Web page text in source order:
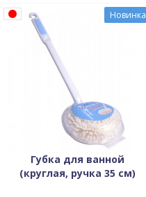
Новинка
Губка для ванной
(круглая, ручка 35 см)